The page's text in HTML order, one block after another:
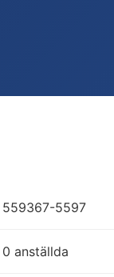
559367-5597
0 anställda